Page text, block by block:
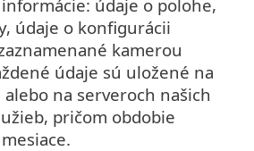
údaje o polohe,
údaje o konfigurácii
kamerou
údaje sú uložené na
na serveroch našich
pričom obdobie